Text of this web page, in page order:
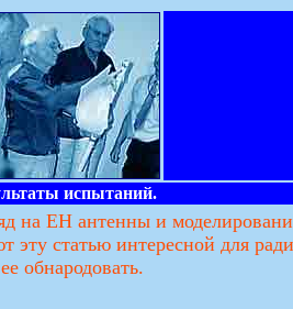
испытаний.
на ЕН антенны и
статью интересной для
обнародовать.